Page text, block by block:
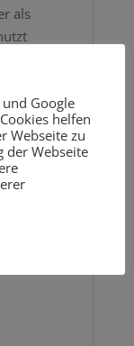
als
Google
helfen
Webseite zu
der Webseite